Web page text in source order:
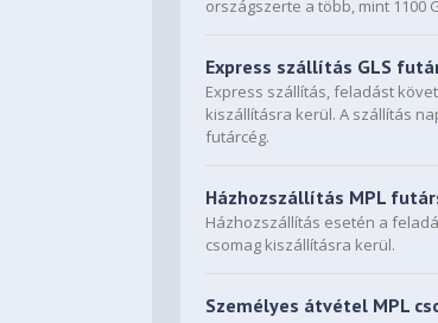
országszerte a több, mint 1100
Express szállítás GLS
Express szállítás, feladást
kiszállításra kerül. A szállítás
futárcég.
Házhozszállítás MPL
Házhozszállítás esetén a
csomag kiszállításra kerül.
Személyes átvétel MPL